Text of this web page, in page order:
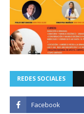
REDES SOCIALES